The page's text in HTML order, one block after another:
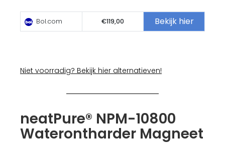
Bol.com €119,00 Bekijk hier
Niet voorradig? Bekijk hier alternatieven!
neatPure® NPM-10800
Waterontharder Magneet